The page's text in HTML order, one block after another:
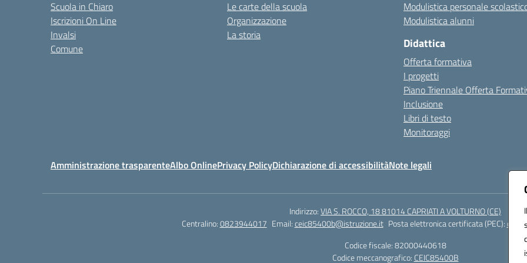
Scuola in Chiaro
Iscrizioni On Line
Invalsi
Comune
Le carte della scuola
Organizzazione
La storia
Modulistica personale
Modulistica alunni
Didattica
Offerta formativa
I progetti
Piano Triennale Offerta
Inclusione
Libri di testo
Monitoraggi
Amministrazione trasparenteAlbo OnlinePrivacy PolicyDichiarazione di accessibilitàNote legali
Indirizzo:VIA S. ROCCO, 18 81014 CAPRIATI A VOLTURNO (CE)
Centralino:0823944017 Email:ceic85400b@istruzione.it Posta elettronica certificata (PEC):
Codice fiscale: 82000440618
Codice meccanografico: CEIC85400B